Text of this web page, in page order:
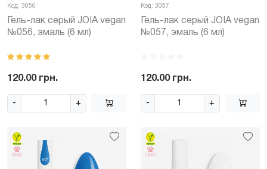
Код: 3056
Гель-лак серый JOIA vegan
№056, эмаль (6 мл)
120.00 грн.
- +
Код: 3057
Гель-лак серый JOIA vegan
№057, эмаль (6 мл)
120.00 грн.
- +